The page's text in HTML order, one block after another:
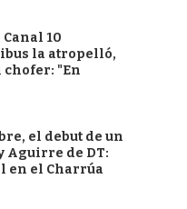
10
la atropelló,
"En
el debut de un
Aguirre de DT:
en el Charrúa